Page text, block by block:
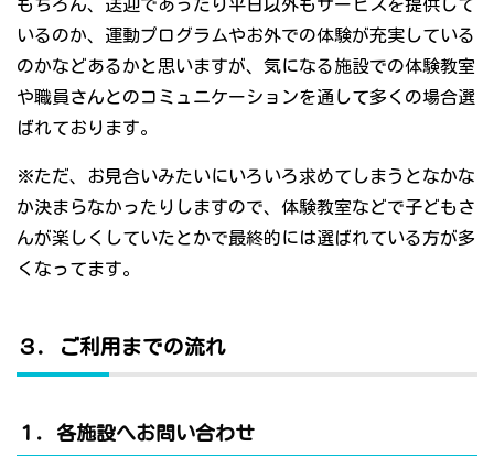
もちろん、送迎であったり平日以外もサービスを提供して
いるのか、運動プログラムやお外での体験が充実している
のかなどあるかと思いますが、気になる施設での体験教室
や職員さんとのコミュニケーションを通して多くの場合選
ばれております。
※ただ、お見合いみたいにいろいろ求めてしまうとなかな
か決まらなかったりしますので、体験教室などで子どもさ
んが楽しくしていたとかで最終的には選ばれている方が多
くなってます。
３．ご利用までの流れ
１．各施設へお問い合わせ